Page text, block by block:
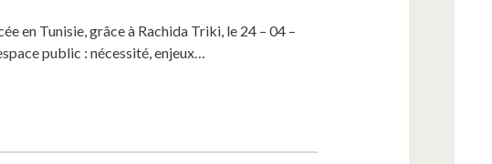
en Tunisie, grâce à Rachida Triki, le 24 – 04 –
public : nécessité, enjeux…